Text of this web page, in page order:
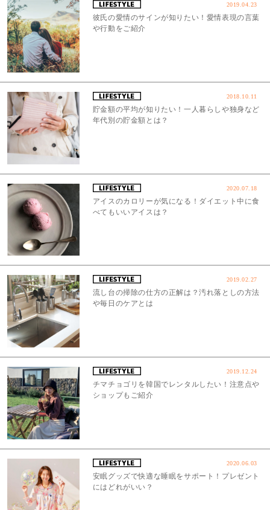
2019.04.23
彼氏の愛情のサインが知りたい！愛情表現の言葉
や行動をご紹介
2018.10.11
貯金額の平均が知りたい！一人暮らしや独身など
年代別の貯金額とは？
2020.07.18
アイスのカロリーが気になる！ダイエット中に食
べてもいいアイスは？
2019.02.27
流し台の掃除の仕方の正解は？汚れ落としの方法
や毎日のケアとは
2019.12.24
チマチョゴリを韓国でレンタルしたい！注意点や
ショップもご紹介
2020.06.03
安眠グッズで快適な睡眠をサポート！プレゼント
にはどれがいい？